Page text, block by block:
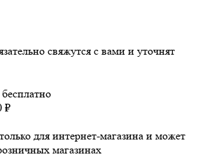
свяжутся с вами и уточнят
₽
для интернет-магазина и может
магазинах